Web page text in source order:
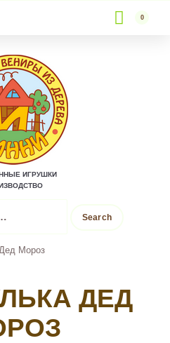
to
content
0
ИГРУШКИ
Search
Мороз
ДЕД